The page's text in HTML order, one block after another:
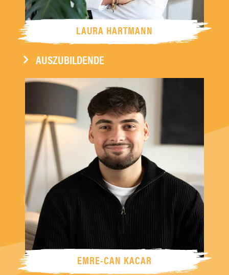
LAURA HARTMANN
AUSZUBILDENDE
EMRE-CAN KACAR